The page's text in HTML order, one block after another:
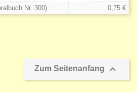
Nr. 300)
0,75 €
Zum Seitenanfang 